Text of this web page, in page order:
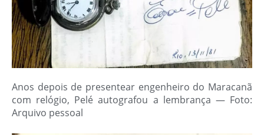
Anos depois de presentear engenheiro do Maracanã
com relógio, Pelé autografou a lembrança — Foto:
Arquivo pessoal